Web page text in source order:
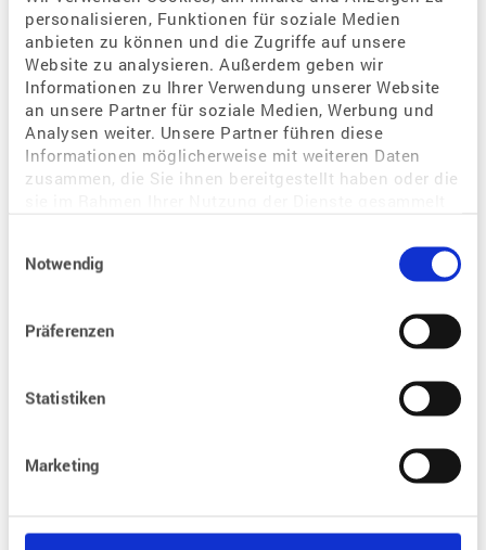
personalisieren, Funktionen für soziale Medien
anbieten zu können und die Zugriffe auf unsere
Website zu analysieren. Außerdem geben wir
Informationen zu Ihrer Verwendung unserer Website
an unsere Partner für soziale Medien, Werbung und
Analysen weiter. Unsere Partner führen diese
Informationen möglicherweise mit weiteren Daten
zusammen, die Sie ihnen bereitgestellt haben oder die
Notwendig
Präferenzen
Statistiken
Marketing
Der Weg zum eigenen Kind
Situation / Diagnostik
Wie kann assistierte Reproduktion mir helfen?
Welche Bedeutung hat der Zyklus für eine Schwangerschaft?
Warum habe ich Probleme, schwanger zu werden?
Wie kann ich als gleichgeschlechtliches Paar schwanger werden?
Was sind die Bedingungen einer Kinderwunsch-Behandlung?
Was sind die Voraussetzungen für eine Kinderwunschbehandlung?
Wie ist die rechtliche Grundlagen?